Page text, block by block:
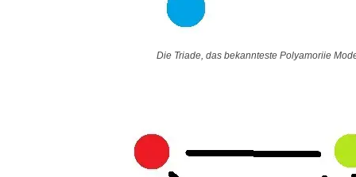
Die Triade, das bekannteste Polyamoriie